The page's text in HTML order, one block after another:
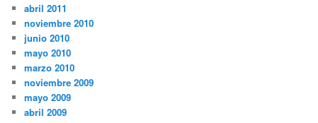
abril 2011
noviembre 2010
junio 2010
mayo 2010
marzo 2010
noviembre 2009
mayo 2009
abril 2009